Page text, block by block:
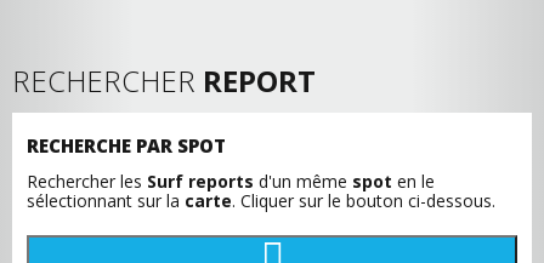
RECHERCHER REPORT
RECHERCHE PAR SPOT
Rechercher les Surf reports d'un même spot en le
sélectionnant sur la carte. Cliquer sur le bouton ci-dessous.